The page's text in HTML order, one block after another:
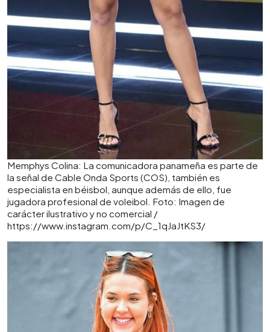
Memphys Colina: La comunicadora panameña es parte de
la señal de Cable Onda Sports (COS), también es
especialista en béisbol, aunque además de ello, fue
jugadora profesional de voleibol. Foto: Imagen de
carácter ilustrativo y no comercial /
https://www.instagram.com/p/C_1qJaJtKS3/